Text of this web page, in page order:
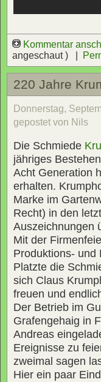
Kommentar
angeschaut ) |
220 Jahre
Donnerstag,
gepostet von Nils
Die Schmiede
jähriges
Acht Generation
erhalten.
Marke im
Recht) in den
Auszeichnungen
Mit der
Produktions- und
Platzte die
sich Claus
freuen und
Der Betrieb im
Grafengehaig in
Andreas
Ereignisse zu
zweimal sagen
Hier ein paar